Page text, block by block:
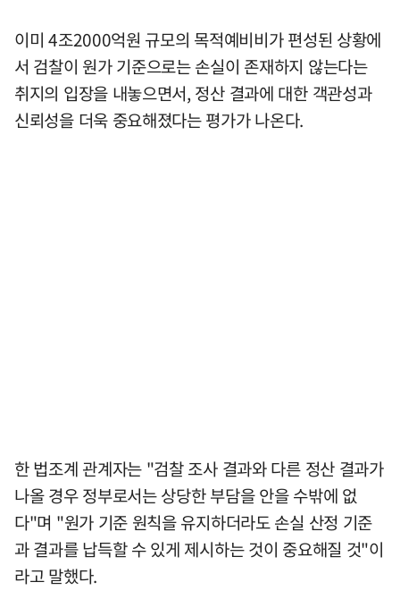
이미 4조2000억원 규모의 목적예비비가 편성된 상황에
서 검찰이 원가 기준으로는 손실이 존재하지 않는다는
취지의 입장을 내놓으면서, 정산 결과에 대한 객관성과
신뢰성을 더욱 중요해졌다는 평가가 나온다.
한 법조계 관계자는 "검찰 조사 결과와 다른 정산 결과가
나올 경우 정부로서는 상당한 부담을 안을 수밖에 없
다"며 "원가 기준 원칙을 유지하더라도 손실 산정 기준
과 결과를 납득할 수 있게 제시하는 것이 중요해질 것"이
라고 말했다.